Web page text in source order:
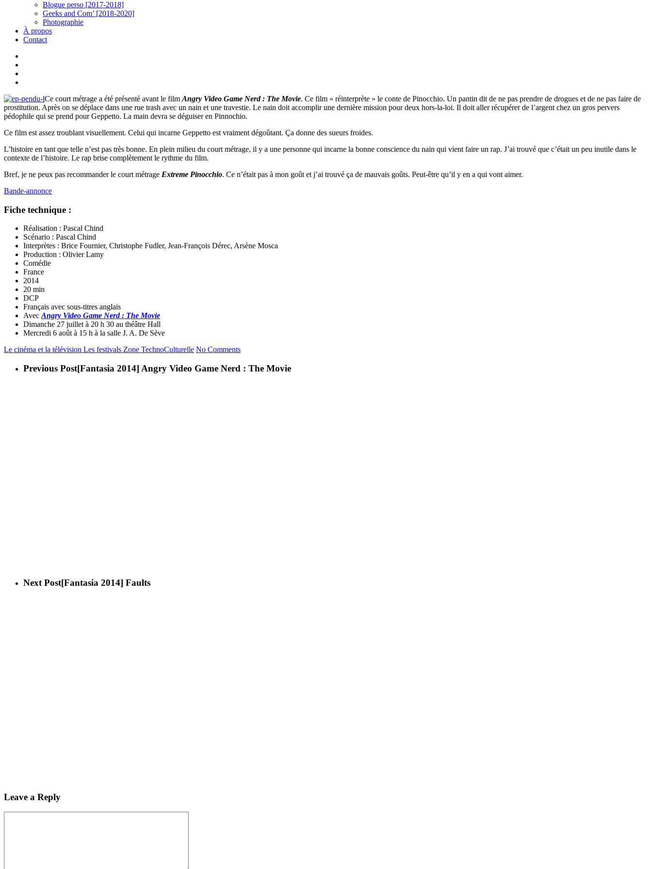
Blogue perso [2017-2018]
Geeks and Com’ [2018-2020]
Photographie
À propos
Contact
Ce court métrage a été présenté avant le film Angry Video Game Nerd : The Movie. Ce film « réinterprète » le conte de Pinocchio. Un pantin dit de ne pas prendre de drogues et de ne pas faire de
prostitution. Après on se déplace dans une rue trash avec un nain et une travestie. Le nain doit accomplir une dernière mission pour deux hors-la-loi. Il doit aller récupérer de l’argent chez un gros pervers
pédophile qui se prend pour Geppetto. La main devra se déguiser en Pinnochio.
Ce film est assez troublant visuellement. Celui qui incarne Geppetto est vraiment dégoûtant. Ça donne des sueurs froides.
L’histoire en tant que telle n’est pas très bonne. En plein milieu du court métrage, il y a une personne qui incarne la bonne conscience du nain qui vient faire un rap. J’ai trouvé que c’était un peu inutile dans le
contexte de l’histoire. Le rap brise complètement le rythme du film.
Bref, je ne peux pas recommander le court métrage Extreme Pinocchio. Ce n’était pas à mon goût et j’ai trouvé ça de mauvais goûts. Peut-être qu’il y en a qui vont aimer.
Bande-annonce
Fiche technique :
Réalisation : Pascal Chind
Scénario : Pascal Chind
Interprètes : Brice Fournier, Christophe Fudler, Jean-François Dérec, Arsène Mosca
Production : Olivier Lamy
Comédie
France
2014
20 min
DCP
Français avec sous-titres anglais
AvecAngry Video Game Nerd : The Movie
Dimanche 27 juillet à 20 h 30 au théâtre Hall
Mercredi 6 août à 15 h à la salle J. A. De Sève
Le cinéma et la télévision Les festivals Zone TechnoCulturelle No Comments
Previous Post[Fantasia 2014] Angry Video Game Nerd : The Movie
Next Post[Fantasia 2014] Faults
Leave a Reply